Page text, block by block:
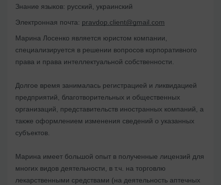
Знание языков: русский, украинский
Электронная почта: pravdop.client@gmail.com
Марина Лосенко является юристом компании,
специализируется в решении вопросов корпоративного
права и права интеллектуальной собственности.
Долгое время занималась регистрацией и ликвидацией
предприятий, благотворительных и общественных
организаций, представительств иностранных компаний, а
также оформлением изменения сведений о указанных
субъектов.
Марина имеет большой опыт в полученные лицензий для
многих видов деятельности, в т.ч. на торговлю
лекарственными средствами (на деятельность аптечных